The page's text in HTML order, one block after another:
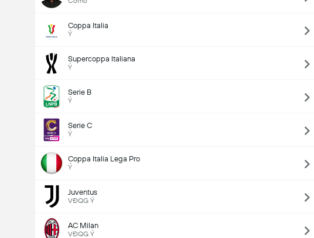
Coppa Italia
Ý
Supercoppa Italiana
Ý
Serie B
Ý
Serie C
Ý
Coppa Italia Lega Pro
Ý
Juventus
VĐQG Ý
AC Milan
VĐQG Ý